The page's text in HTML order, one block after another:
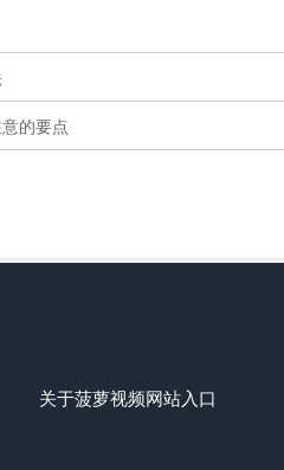
的要点
关于菠萝视频网站入口